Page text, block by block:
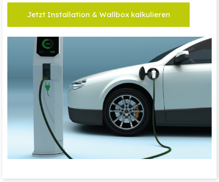
Jetzt Installation & Wallbox kalkulieren